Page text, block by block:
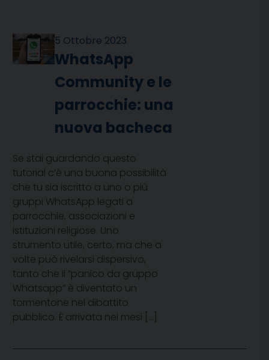
5 Ottobre 2023
WhatsApp
Community e le
parrocchie: una
nuova bacheca
Se stai guardando questo
tutorial c’è una buona possibilità
che tu sia iscritto a uno o più
gruppi WhatsApp legati a
parrocchie, associazioni e
istituzioni religiose. Uno
strumento utile, certo, ma che a
volte può rivelarsi dispersivo,
tanto che il “panico da gruppo
Whatsapp” è diventato un
tormentone nel dibattito
pubblico. È arrivata nei mesi […]